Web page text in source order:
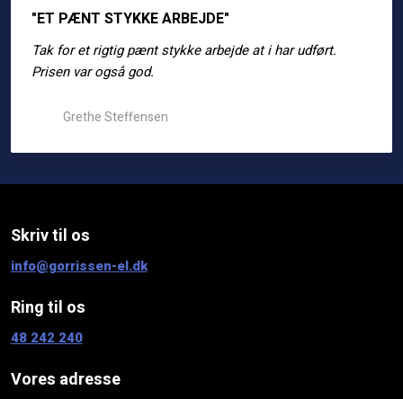
"ET PÆNT STYKKE ARBEJDE"
Tak for et rigtig pænt stykke arbejde at i har udført.
Prisen var også god.
Grethe Steffensen
Skriv til os​
info@gorrissen-el.dk
Ring til os
48 242 240​
Vores adresse